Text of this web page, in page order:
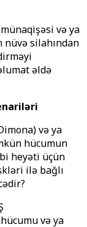
və ya
silahından
əldə
və ya
hücumun
heyəti üçün
ilə bağlı
və ya